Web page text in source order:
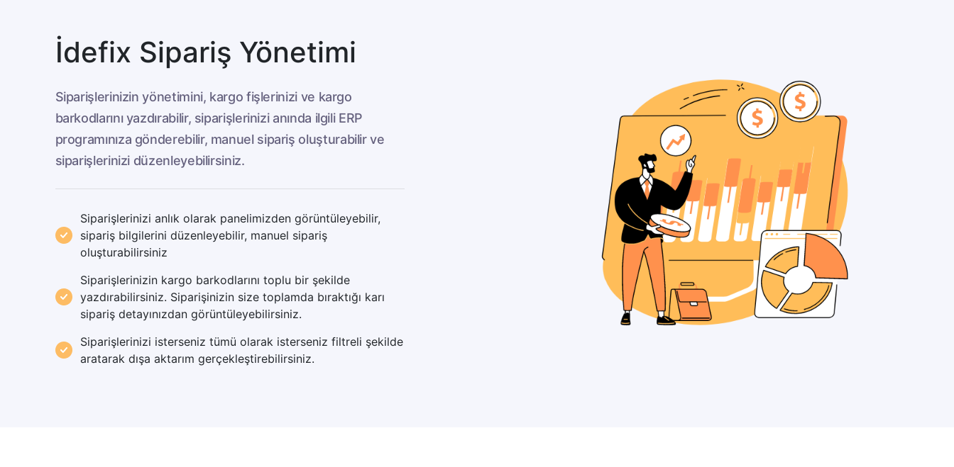
İdefix Sipariş Yönetimi
Siparişlerinizin yönetimini, kargo fişlerinizi ve kargo
barkodlarını yazdırabilir, siparişlerinizi anında ilgili ERP
programınıza gönderebilir, manuel sipariş oluşturabilir ve
siparişlerinizi düzenleyebilirsiniz.
Siparişlerinizi anlık olarak panelimizden görüntüleyebilir,
sipariş bilgilerini düzenleyebilir, manuel sipariş
oluşturabilirsiniz
Siparişlerinizin kargo barkodlarını toplu bir şekilde
yazdırabilirsiniz. Siparişinizin size toplamda bıraktığı karı
sipariş detayınızdan görüntüleyebilirsiniz.
Siparişlerinizi isterseniz tümü olarak isterseniz filtreli şekilde
aratarak dışa aktarım gerçekleştirebilirsiniz.